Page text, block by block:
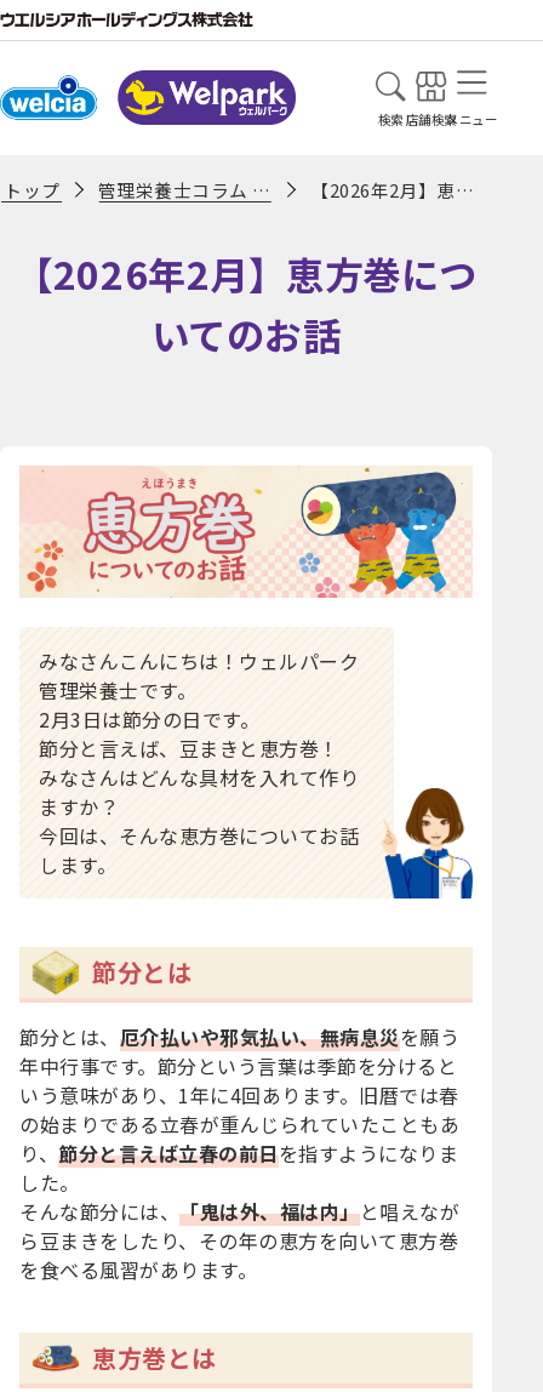
検索 店舗検索メニュー
トップ 管理栄養士コラム 一覧ページ 【2026年2月】恵方巻についてのお話
【2026年2月】恵方巻につ
いてのお話
みなさんこんにちは！ウェルパーク
管理栄養士です。
2月3日は節分の日です。
節分と言えば、豆まきと恵方巻！
みなさんはどんな具材を入れて作り
ますか？
今回は、そんな恵方巻についてお話
します。
節分とは
節分とは、 厄介払いや邪気払い、無病息災を願う
年中行事です。節分という言葉は季節を分けると
いう意味があり、1年に4回あります。旧暦では春
の始まりである立春が重んじられていたこともあ
り、節分と言えば立春の前日を指すようになりま
した。
そんな節分には、「鬼は外、福は内」と唱えなが
ら豆まきをしたり、その年の恵方を向いて恵方巻
を食べる風習があります。
恵方巻とは